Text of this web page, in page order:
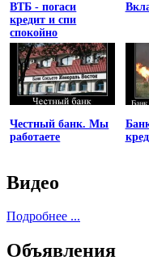
ВТБ - погаси
кредит и спи
спокойно
Честный банк. Мы
работаете
Видео
Подробнее ...
Объявления